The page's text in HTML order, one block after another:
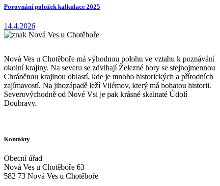
Porovnání položek kalkulace 2025
14.4.2026
Nová Ves u Chotěboře má výhodnou polohu ve vztahu k poznávání
okolní krajiny. Na severu se zdvihají Železné hory se stejnojmennou
Chráněnou krajinou oblastí, kde je mnoho historických a přírodních
zajímavostí. Na jihozápadě leží Vilémov, který má bohatou historii.
Severovýchodně od Nové Vsi je pak krásné skalnaté Údolí
Doubravy.
Kontakty
Obecní úřad
Nová Ves u Chotěboře 63
582 73 Nová Ves u Chotěboře